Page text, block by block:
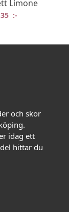
Limone
35 :-
och skor
idag ett
hittar du